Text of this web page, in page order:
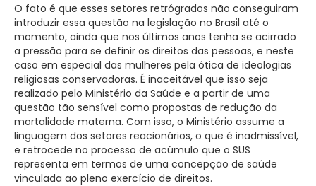
O fato é que esses setores retrógrados não conseguiram
introduzir essa questão na legislação no Brasil até o
momento, ainda que nos últimos anos tenha se acirrado
a pressão para se definir os direitos das pessoas, e neste
caso em especial das mulheres pela ótica de ideologias
religiosas conservadoras. É inaceitável que isso seja
realizado pelo Ministério da Saúde e a partir de uma
questão tão sensível como propostas de redução da
mortalidade materna. Com isso, o Ministério assume a
linguagem dos setores reacionários, o que é inadmissível,
e retrocede no processo de acúmulo que o SUS
representa em termos de uma concepção de saúde
vinculada ao pleno exercício de direitos.